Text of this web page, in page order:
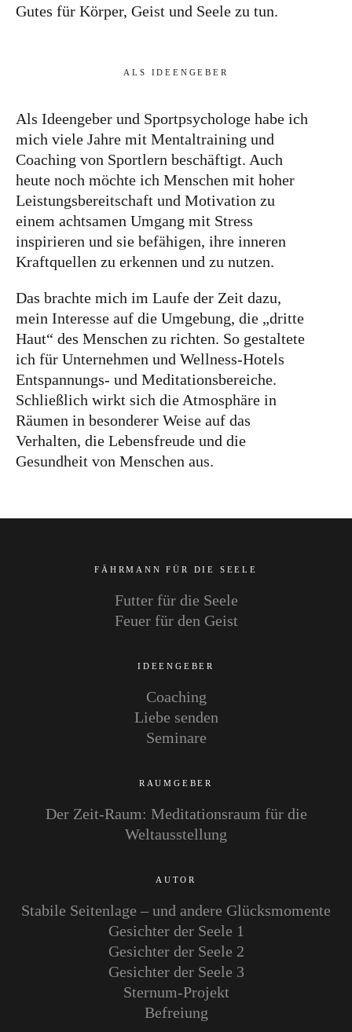
Gutes für Körper, Geist und Seele zu tun.
ALS IDEENGEBER
Als Ideengeber und Sportpsychologe habe ich
mich viele Jahre mit Mentaltraining und
Coaching von Sportlern beschäftigt. Auch
heute noch möchte ich Menschen mit hoher
Leistungsbereitschaft und Motivation zu
einem achtsamen Umgang mit Stress
inspirieren und sie befähigen, ihre inneren
Kraftquellen zu erkennen und zu nutzen.
Das brachte mich im Laufe der Zeit dazu,
mein Interesse auf die Umgebung, die „dritte
Haut“ des Menschen zu richten. So gestaltete
ich für Unternehmen und Wellness-Hotels
Entspannungs- und Meditationsbereiche.
Schließlich wirkt sich die Atmosphäre in
Räumen in besonderer Weise auf das
Verhalten, die Lebensfreude und die
Gesundheit von Menschen aus.
FÄHRMANN FÜR DIE SEELE
Futter für die Seele
Feuer für den Geist
IDEENGEBER
Coaching
Liebe senden
Seminare
RAUMGEBER
Der Zeit-Raum: Meditationsraum für die
Weltausstellung
AUTOR
Stabile Seitenlage – und andere Glücksmomente
Gesichter der Seele 1
Gesichter der Seele 2
Gesichter der Seele 3
Sternum-Projekt
Befreiung